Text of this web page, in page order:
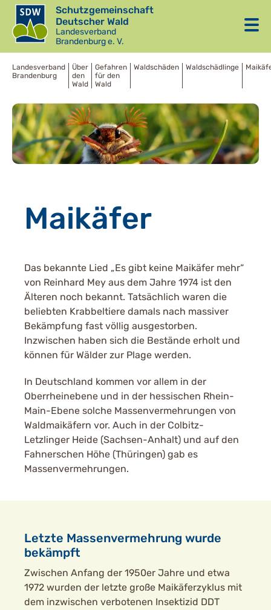
Schutzgemeinschaft
Deutscher Wald
Landesverband
Brandenburg e. V.
Landesverband
Brandenburg
Über
den
Wald
Gefahren
für den
Wald
Waldschäden Waldschädlinge
Maikäfer
Das bekannte Lied „Es gibt keine Maikäfer mehr“
von Reinhard Mey aus dem Jahre 1974 ist den
Älteren noch bekannt. Tatsächlich waren die
beliebten Krabbeltiere damals nach massiver
Bekämpfung fast völlig ausgestorben.
Inzwischen haben sich die Bestände erholt und
können für Wälder zur Plage werden.
In Deutschland kommen vor allem in der
Oberrheinebene und in der hessischen Rhein-
Main-Ebene solche Massenvermehrungen von
Waldmaikäfern vor. Auch in der Colbitz-
Letzlinger Heide (Sachsen-Anhalt) und auf den
Fahnerschen Höhe (Thüringen) gab es
Massenvermehrungen.
Letzte Massenvermehrung wurde
bekämpft
Zwischen Anfang der 1950er Jahre und etwa
1972 wurden der letzte große Maikäferzyklus mit
dem inzwischen verbotenen Insektizid DDT